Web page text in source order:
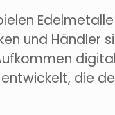
und Händler
die